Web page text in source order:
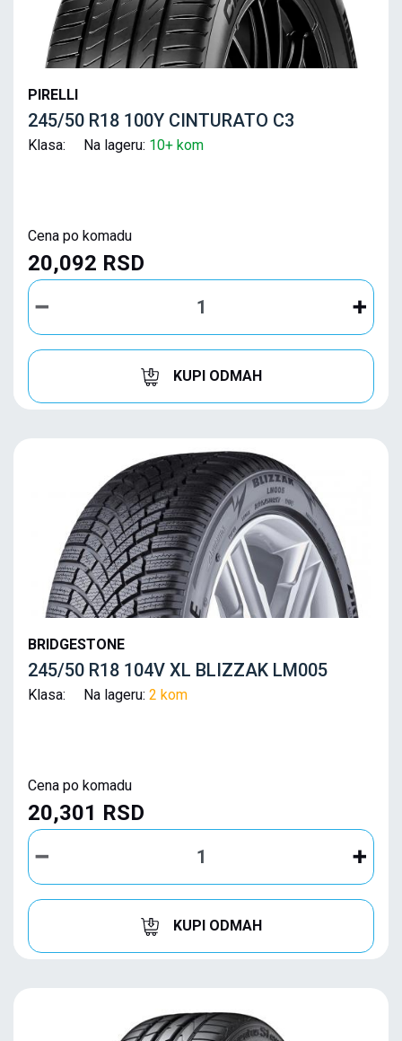
PIRELLI
245/50 R18 100Y CINTURATO C3
Klasa: Na lageru: 10+ kom
Cena po komadu
20,092 RSD
KUPI ODMAH
BRIDGESTONE
245/50 R18 104V XL BLIZZAK LM005
Klasa: Na lageru: 2 kom
Cena po komadu
20,301 RSD
KUPI ODMAH